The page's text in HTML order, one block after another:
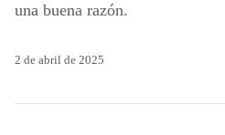
una buena razón.
2 de abril de 2025